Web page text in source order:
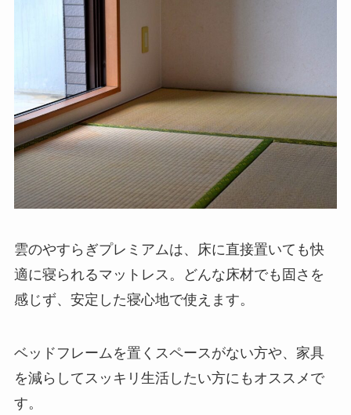
雲のやすらぎプレミアムは、床に直接置いても快
適に寝られるマットレス。どんな床材でも固さを
感じず、安定した寝心地で使えます。
ベッドフレームを置くスペースがない方や、家具
を減らしてスッキリ生活したい方にもオススメで
す。